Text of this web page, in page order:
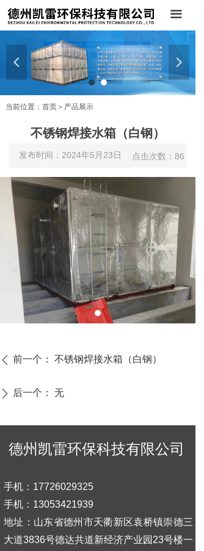
넳 넲
끀
首页
关于我们
产品展示
案例展示
联系我们
不锈钢焊接水箱（白钢）
ꄴ 前一个： 不锈钢焊接水箱（白钢）
ꄲ 后一个： 无
当前位置：首页＞产品展示
发布时间：2024年5月23日 点击次数： 86
德州凯雷环保科技有限公司
手机：17726029325
手机：13053421939
地址：山东省德州市天衢新区袁桥镇崇德三
大道3836号德达共道新经济产业园23号楼一